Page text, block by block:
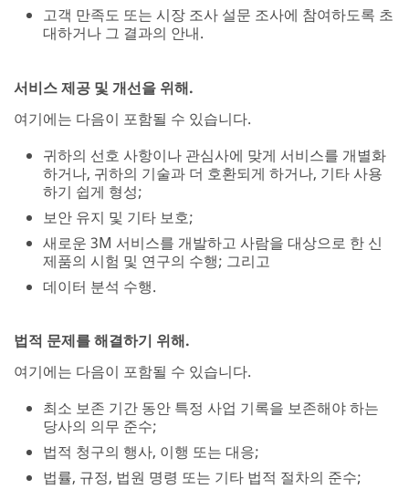
고객 만족도 또는 시장 조사 설문 조사에 참여하도록 초
대하거나 그 결과의 안내.
서비스 제공 및 개선을 위해.
여기에는 다음이 포함될 수 있습니다.
귀하의 선호 사항이나 관심사에 맞게 서비스를 개별화
하거나, 귀하의 기술과 더 호환되게 하거나, 기타 사용
하기 쉽게 형성;
보안 유지 및 기타 보호;
새로운 3M 서비스를 개발하고 사람을 대상으로 한 신
제품의 시험 및 연구의 수행; 그리고
데이터 분석 수행.
법적 문제를 해결하기 위해.
여기에는 다음이 포함될 수 있습니다.
최소 보존 기간 동안 특정 사업 기록을 보존해야 하는
당사의 의무 준수;
법적 청구의 행사, 이행 또는 대응;
법률, 규정, 법원 명령 또는 기타 법적 절차의 준수;